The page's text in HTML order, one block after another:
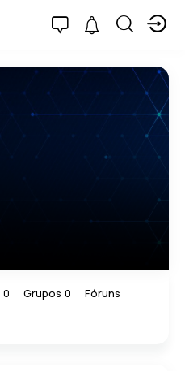
0 Grupos 0
Fóruns